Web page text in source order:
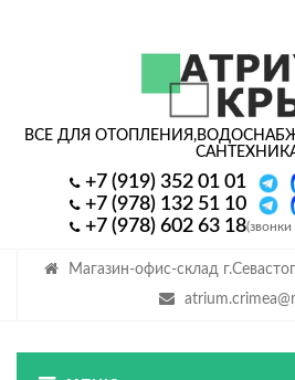
Магазин-офис-склад
ВСЕ ДЛЯ ОТОПЛЕНИЯ,
+7 (919) 352 01 01
+7 (978) 132 51 10
+7 (978) 602 63 18